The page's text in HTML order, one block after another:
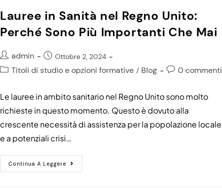
Lauree in Sanità nel Regno Unito:
Perché Sono Più Importanti Che Mai
admin Ottobre 2, 2024
Titoli di studio e opzioni formative / Blog 0 commenti
Le lauree in ambito sanitario nel Regno Unito sono molto
richieste in questo momento. Questo è dovuto alla
crescente necessità di assistenza per la popolazione locale
e a potenziali crisi…
Continua A Leggere